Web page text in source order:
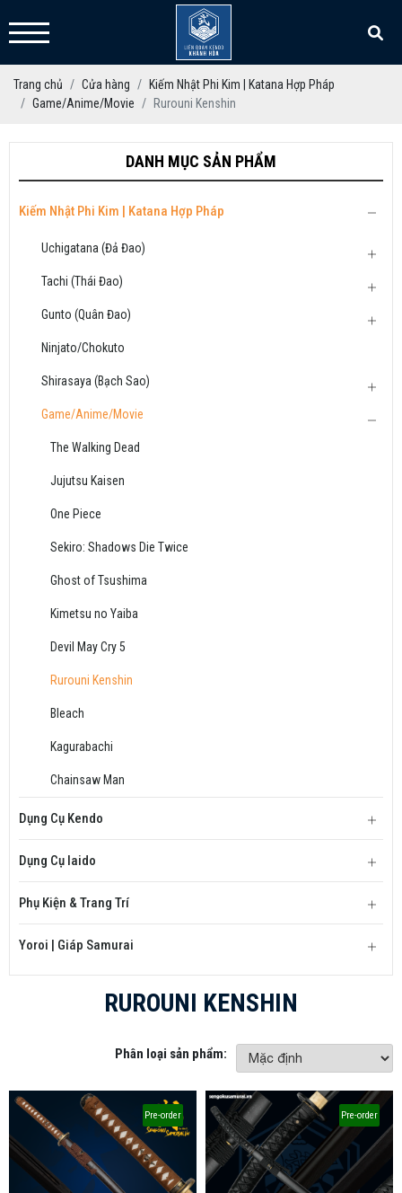
Trang chủ Cửa hàng
Kiếm Nhật Phi Kim | Katana Hợp Pháp
Game/Anime/Movie
Rurouni Kenshin
DANH MỤC SẢN PHẨM
Kiếm Nhật Phi Kim | Katana Hợp Pháp
Uchigatana (Đả Đao)
Tachi (Thái Đao)
Gunto (Quân Đao)
Ninjato/Chokuto
Shirasaya (Bạch Sao)
Game/Anime/Movie
The Walking Dead
Jujutsu Kaisen
One Piece
Sekiro: Shadows Die Twice
Ghost of Tsushima
Kimetsu no Yaiba
Devil May Cry 5
Rurouni Kenshin
Bleach
Kagurabachi
Chainsaw Man
Dụng Cụ Kendo
Dụng Cụ Iaido
Phụ Kiện & Trang Trí
Yoroi | Giáp Samurai
RUROUNI KENSHIN
Phân loại sản phẩm:
Pre-order Pre-order